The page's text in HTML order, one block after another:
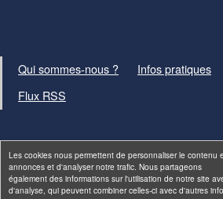
Les cookies nous permettent de personnaliser le contenu
annonces et d'analyser notre trafic. Nous partageons
également des informations sur l'utilisation de notre site
d'analyse, qui peuvent combiner celles-ci avec d'autres
Qui sommes-nous ? Infos pratiques
Flux RSS